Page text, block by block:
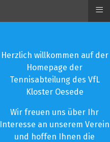
Herzlich willkommen auf der
Homepage der
Tennisabteilung des VfL
Kloster Oesede
Wir freuen uns über Ihr
Interesse an unserem Verein
und hoffen Ihnen die
≡